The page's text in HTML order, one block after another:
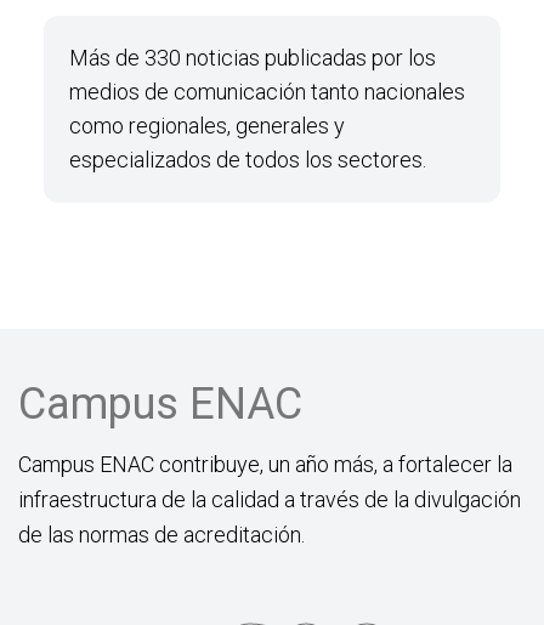
Más de 330 noticias publicadas por los
medios de comunicación tanto nacionales
como regionales, generales y
especializados de todos los sectores.
Campus ENAC
Campus ENAC contribuye, un año más, a fortalecer la
infraestructura de la calidad a través de la divulgación
de las normas de acreditación.